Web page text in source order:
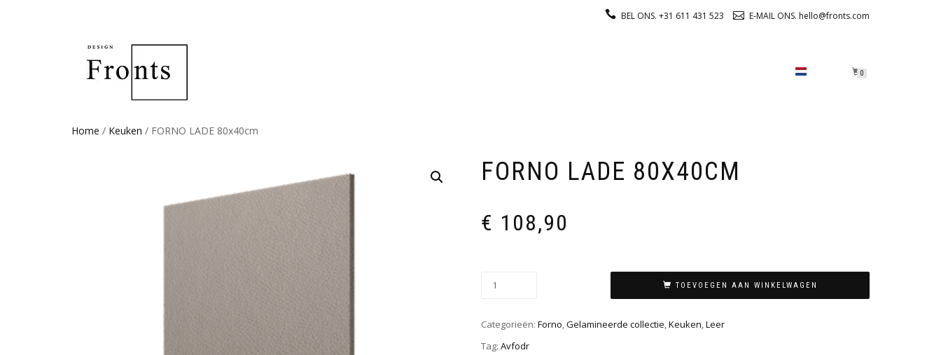
BEL ONS. +31 611 431 523 E-MAIL ONS. hello@fronts.com
0
Home / Keuken / FORNO LADE 80x40cm
FORNO LADE 80X40CM
€ 108,90
TOEVOEGEN AAN WINKELWAGEN
Categorieën: Forno,Gelamineerde collectie,Keuken,Leer
Tag: Avfodr